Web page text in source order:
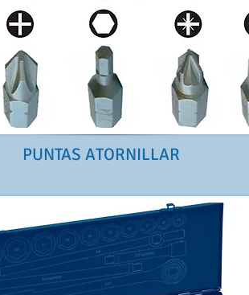
PUNTAS ATORNILLAR